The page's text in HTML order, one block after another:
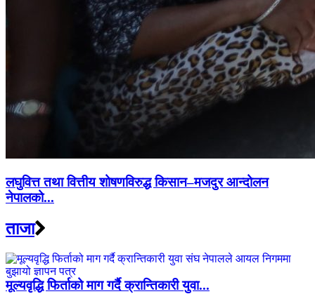
लघुवित्त तथा वित्तीय शोषणविरुद्ध किसान–मजदुर आन्दोलन
नेपालको...
ताजा
मूल्यवृद्धि फिर्ताको माग गर्दै क्रान्तिकारी युवा...